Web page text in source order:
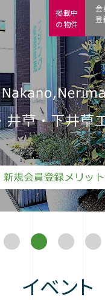
イベント
会
登
掲載中
の物件